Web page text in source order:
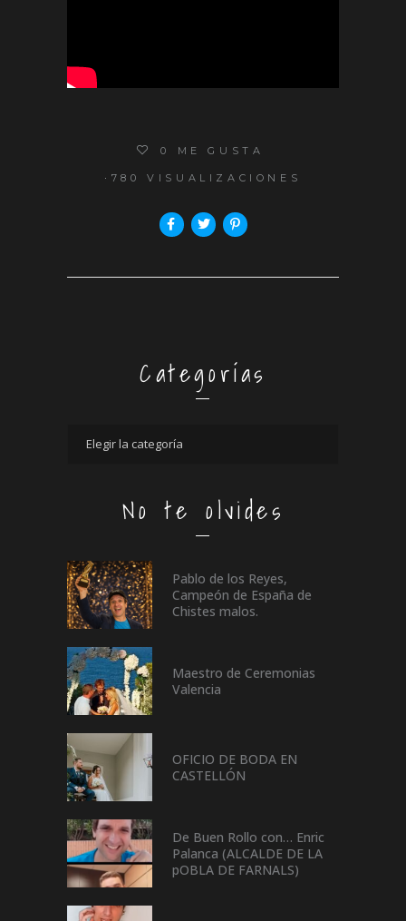
0 ME GUSTA
780 VISUALIZACIONES
Categorías
No te olvides
Pablo de los Reyes,
Campeón de España de
Chistes malos.
Maestro de Ceremonias
Valencia
OFICIO DE BODA EN
CASTELLÓN
De Buen Rollo con… Enric
Palanca (ALCALDE DE LA
pOBLA DE FARNALS)